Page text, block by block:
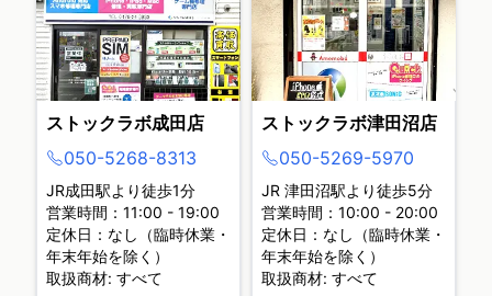
ストックラボ成田店
050-5268-8313
JR成田駅より徒歩1分
営業時間：11:00 - 19:00
定休日：なし（臨時休業・
年末年始を除く）
取扱商材: すべて
ストックラボ津田沼店
050-5269-5970
JR 津田沼駅より徒歩5分
営業時間：10:00 - 20:00
定休日：なし（臨時休業・
年末年始を除く）
取扱商材: すべて